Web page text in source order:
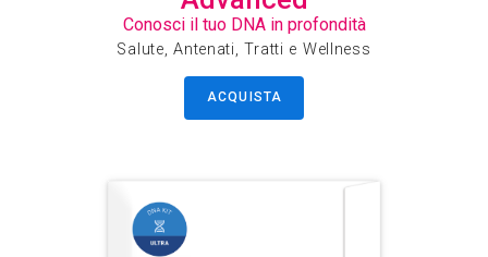
Conosci il tuo DNA in profondità
Salute, Antenati, Tratti e Wellness
ACQUISTA